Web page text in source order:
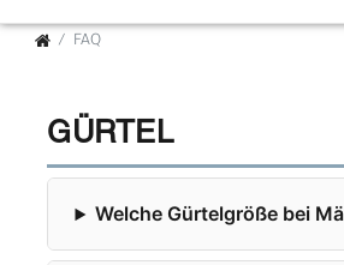
FAQ
GÜRTEL
Welche Gürtelgröße bei